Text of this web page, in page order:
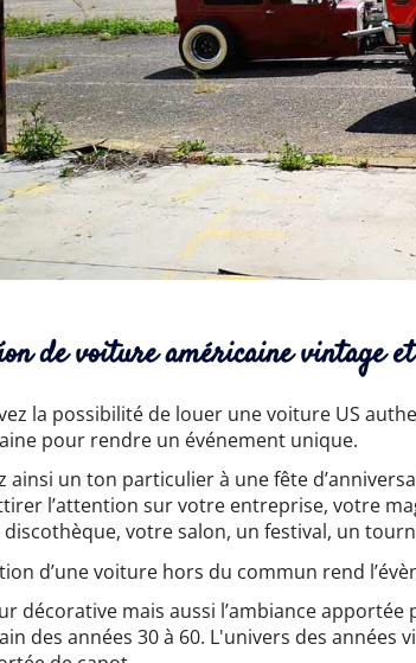
de voiture américaine vintage
la possibilité de louer une voiture US
pour rendre un événement unique.
ainsi un ton particulier à une fête
l’attention sur votre entreprise, votre
votre salon, un festival, un
d’une voiture hors du commun rend
décorative mais aussi l’ambiance
des années 30 à 60. L'univers des années